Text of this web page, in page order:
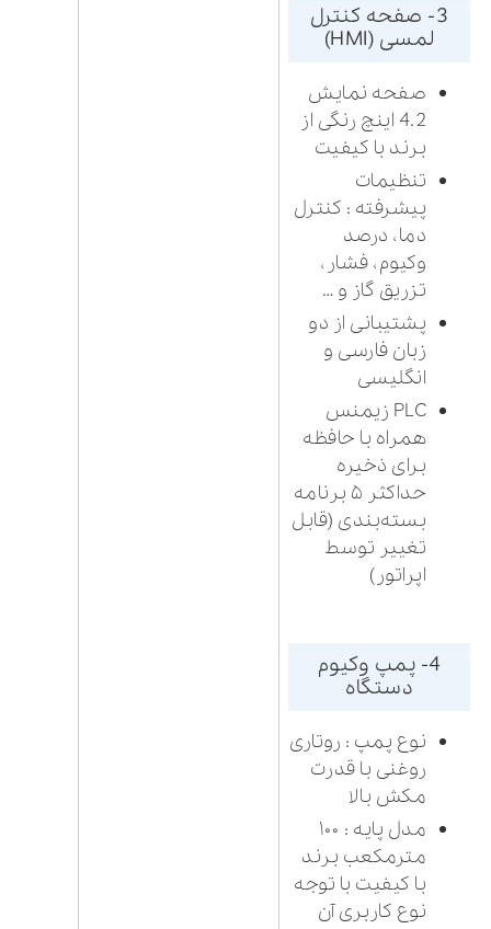
3- صفحه کنترل
لمسی (HMI)
صفحه نمایش
4.2 اینچ رنگی از
برند با کیفیت
تنظیمات
پیشرفته : کنترل
دما، درصد
وکیوم، فشار،
تزریق گاز و …
پشتیبانی از دو
زبان فارسی و
انگلیسی
PLC زیمنس
همراه با حافظه
برای ذخیره
حداکثر ۵ برنامه
بسته‌بندی (قابل
تغییر توسط
اپراتور)
4- پمپ وکیوم
دستگاه
نوع پمپ : روتاری
روغنی با قدرت
مکش بالا
مدل پایه : ۱۰۰
مترمکعب برند
با کیفیت با توجه
نوع کاربری آن